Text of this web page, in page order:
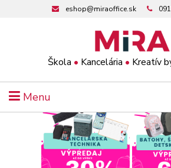
Škola • Kancelária • Kreatív
eshop@miraoffice.sk
Menu